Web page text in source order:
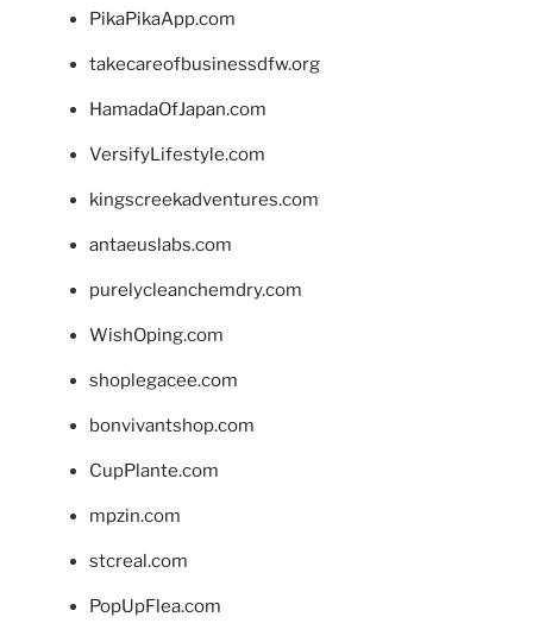
PikaPikaApp.com
takecareofbusinessdfw.org
HamadaOfJapan.com
VersifyLifestyle.com
kingscreekadventures.com
antaeuslabs.com
purelycleanchemdry.com
WishOping.com
shoplegacee.com
bonvivantshop.com
CupPlante.com
mpzin.com
stcreal.com
PopUpFlea.com